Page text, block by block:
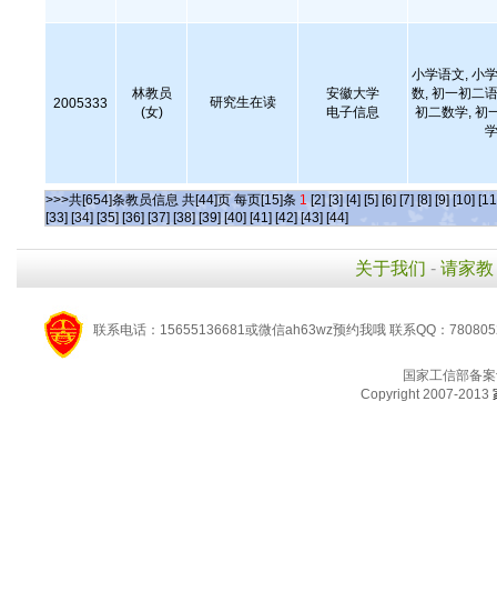
2005333
林教员
(女)
研究生在读
安徽大学
电子信息
小学语文, 小
数, 初一初二
初二数学, 初
>>>共[654]条教员信息 共[44]页 每页[15]条 1 [2] [3] [4] [5] [6] [7] [8] [9] [10]
[33] [34] [35] [36] [37] [38] [39] [40] [41] [42] [43] [44]
关于我们 - 请家教
联系电话：15655136681或微信ah63wz预约我哦 联系QQ：
国家工信部备
Copyright 2007-2013